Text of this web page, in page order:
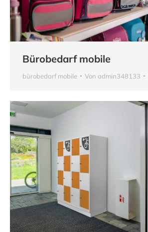
Bürobedarf mobile
bürobedarf mobile Von admin348133